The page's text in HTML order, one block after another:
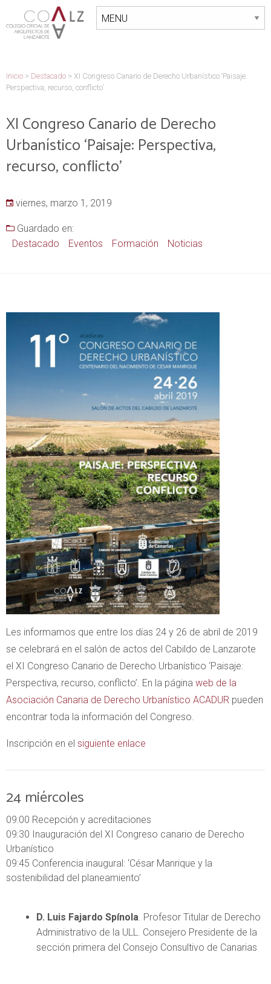
Inicio > Destacado > XI Congreso Canario de Derecho Urbanístico ‘Paisaje:
Perspectiva, recurso, conflicto’
XI Congreso Canario de Derecho
Urbanístico ‘Paisaje: Perspectiva,
recurso, conflicto’
viernes, marzo 1, 2019
Guardado en:
Destacado
Eventos Formación Noticias
Les informamos que entre los días 24 y 26 de abril de 2019
se celebrará en el salón de actos del Cabildo de Lanzarote
el XI Congreso Canario de Derecho Urbanístico ‘Paisaje:
Perspectiva, recurso, conflicto’. En la página web de la
Asociación Canaria de Derecho Urbanístico ACADUR pueden
encontrar toda la información del Congreso.
Inscripción en el siguiente enlace
24 miércoles
09:00 Recepción y acreditaciones
09:30 Inauguración del XI Congreso canario de Derecho
Urbanístico
09:45 Conferencia inaugural: ‘César Manrique y la
sostenibilidad del planeamiento’
D. Luis Fajardo Spínola. Profesor Titular de Derecho
Administrativo de la ULL. Consejero Presidente de la
sección primera del Consejo Consultivo de Canarias